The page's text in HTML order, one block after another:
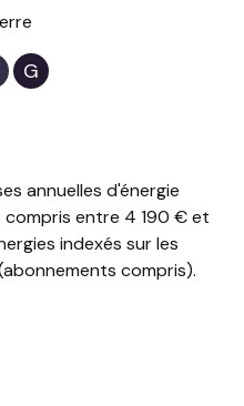
G
annuelles d'énergie
entre 4 190 € et
indexés sur les
compris).